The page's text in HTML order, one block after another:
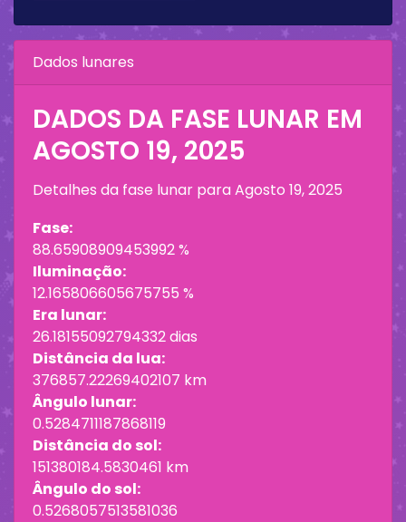
Dados lunares
DADOS DA FASE LUNAR EM
AGOSTO 19, 2025
Detalhes da fase lunar paraAgosto 19, 2025
Fase:
88.65908909453992 %
Iluminação:
12.165806605675755 %
Era lunar:
26.18155092794332 dias
Distância da lua:
376857.22269402107 km
Ângulo lunar:
0.5284711187868119
Distância do sol:
151380184.5830461 km
Ângulo do sol:
0.5268057513581036